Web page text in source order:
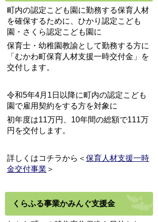
町内の認定こども園に勤務する保育人材
を確保するために、ひかり認定こども
園・さくら認定こども園に
保育士・幼稚園教諭として勤務する方に
「むかわ町保育人材支援一時交付金」を
交付します。
令和5年4月1日以降に町内の認定こども
園で雇用契約をする方を対象に
初年度は11万円、10年間の総額で111万
円を交付します。
詳しくはコチラから＜ 保育人材支援一時
金交付事業 ＞
くらふる事業かみんぐ支援金